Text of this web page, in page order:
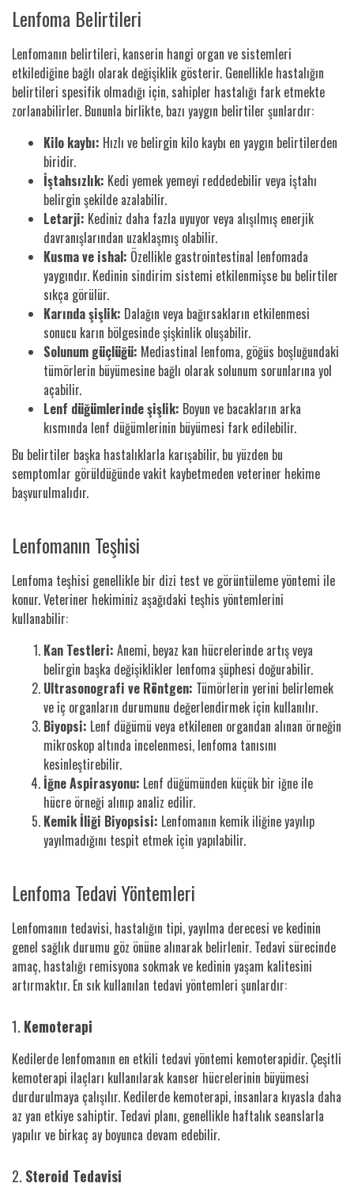
Lenfoma Belirtileri
Lenfomanın belirtileri, kanserin hangi organ ve sistemleri
etkilediğine bağlı olarak değişiklik gösterir. Genellikle hastalığın
belirtileri spesifik olmadığı için, sahipler hastalığı fark etmekte
zorlanabilirler. Bununla birlikte, bazı yaygın belirtiler şunlardır:
Kilo kaybı: Hızlı ve belirgin kilo kaybı en yaygın belirtilerden
biridir.
İştahsızlık: Kedi yemek yemeyi reddedebilir veya iştahı
belirgin şekilde azalabilir.
Letarji: Kediniz daha fazla uyuyor veya alışılmış enerjik
davranışlarından uzaklaşmış olabilir.
Kusma ve ishal: Özellikle gastrointestinal lenfomada
yaygındır. Kedinin sindirim sistemi etkilenmişse bu belirtiler
sıkça görülür.
Karında şişlik: Dalağın veya bağırsakların etkilenmesi
sonucu karın bölgesinde şişkinlik oluşabilir.
Solunum güçlüğü: Mediastinal lenfoma, göğüs boşluğundaki
tümörlerin büyümesine bağlı olarak solunum sorunlarına yol
açabilir.
Lenf düğümlerinde şişlik: Boyun ve bacakların arka
kısmında lenf düğümlerinin büyümesi fark edilebilir.
Bu belirtiler başka hastalıklarla karışabilir, bu yüzden bu
semptomlar görüldüğünde vakit kaybetmeden veteriner hekime
başvurulmalıdır.
Lenfomanın Teşhisi
Lenfoma teşhisi genellikle bir dizi test ve görüntüleme yöntemi ile
konur. Veteriner hekiminiz aşağıdaki teşhis yöntemlerini
kullanabilir:
Kan Testleri: Anemi, beyaz kan hücrelerinde artış veya
belirgin başka değişiklikler lenfoma şüphesi doğurabilir.
Ultrasonografi ve Röntgen: Tümörlerin yerini belirlemek
ve iç organların durumunu değerlendirmek için kullanılır.
Biyopsi: Lenf düğümü veya etkilenen organdan alınan örneğin
mikroskop altında incelenmesi, lenfoma tanısını
kesinleştirebilir.
İğne Aspirasyonu: Lenf düğümünden küçük bir iğne ile
hücre örneği alınıp analiz edilir.
Kemik İliği Biyopsisi: Lenfomanın kemik iliğine yayılıp
yayılmadığını tespit etmek için yapılabilir.
Lenfoma Tedavi Yöntemleri
Lenfomanın tedavisi, hastalığın tipi, yayılma derecesi ve kedinin
genel sağlık durumu göz önüne alınarak belirlenir. Tedavi sürecinde
amaç, hastalığı remisyona sokmak ve kedinin yaşam kalitesini
artırmaktır. En sık kullanılan tedavi yöntemleri şunlardır:
1. Kemoterapi
Kedilerde lenfomanın en etkili tedavi yöntemi kemoterapidir. Çeşitli
kemoterapi ilaçları kullanılarak kanser hücrelerinin büyümesi
durdurulmaya çalışılır. Kedilerde kemoterapi, insanlara kıyasla daha
az yan etkiye sahiptir. Tedavi planı, genellikle haftalık seanslarla
yapılır ve birkaç ay boyunca devam edebilir.
2. Steroid Tedavisi